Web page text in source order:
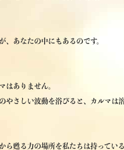
、あなたの中にもあるのです。
はありません。
やさしい波動を浴びると、カルマは
ら甦る力の場所を私たちは持っている